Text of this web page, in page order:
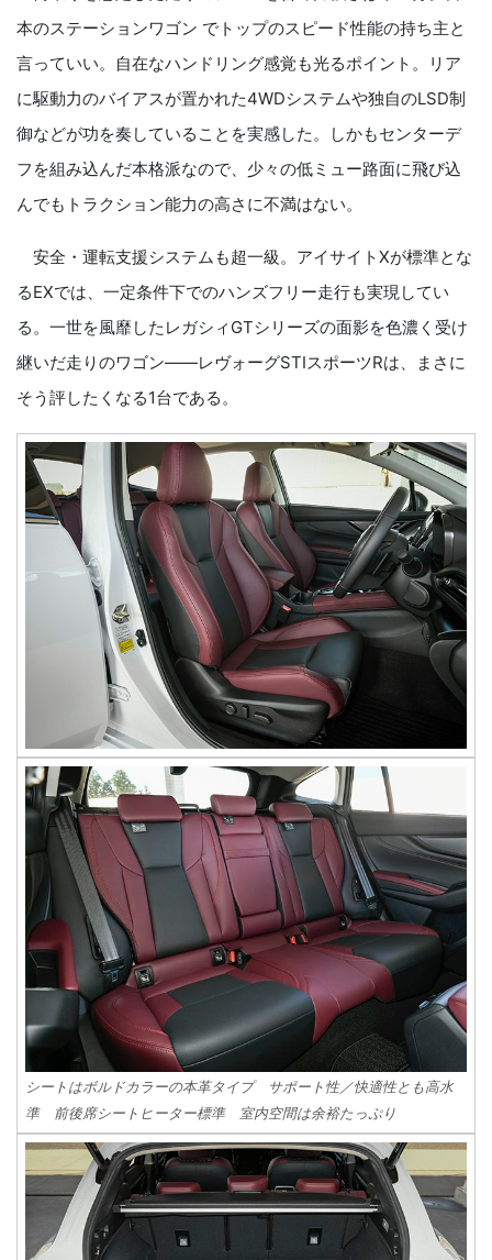
本のステーションワゴン でトップのスピード性能の持ち主と
言っていい。自在なハンドリング感覚も光るポイント。リア
に駆動力のバイアスが置かれた4WDシステムや独自のLSD制
御などが功を奏していることを実感した。しかもセンターデ
フを組み込んだ本格派なので、少々の低ミュー路面に飛び込
んでもトラクション能力の高さに不満はない。
安全・運転支援システムも超一級。アイサイトXが標準とな
るEXでは、一定条件下でのハンズフリー走行も実現してい
る。一世を風靡したレガシィGTシリーズの面影を色濃く受け
継いだ走りのワゴン――レヴォーグSTIスポーツRは、まさに
そう評したくなる1台である。
シートはボルドカラーの本革タイプ サポート性／快適性とも高水
準 前後席シートヒーター標準 室内空間は余裕たっぷり